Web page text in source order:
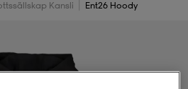
Kansli Ent26 Hoody